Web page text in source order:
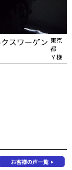
スワーゲン 東京
都
Ｙ様
お客様の声一覧